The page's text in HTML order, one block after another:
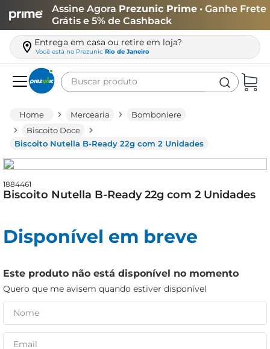
Assine Agora Prezunic Prime • Ganhe Frete
Grátis e 5% de Cashback
Entrega em casa ou retire em loja?
Você está no Prezunic Rio de Janeiro
Buscar produto
Mercearia
Bomboniere
Biscoito Doce
Biscoito Nutella B-Ready 22g com 2 Unidades
1884461
Biscoito Nutella B-Ready 22g com 2 Unidades
Disponível em breve
Este produto não está disponível no momento
Quero que me avisem quando estiver disponível
leite
queijo
arroz
iogurte
papel higiênico
cerveja